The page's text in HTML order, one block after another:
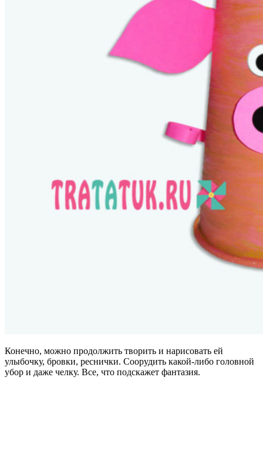
Конечно, можно продолжить творить и нарисовать ей
улыбочку, бровки, реснички. Соорудить какой-либо головной
убор и даже челку. Все, что подскажет фантазия.